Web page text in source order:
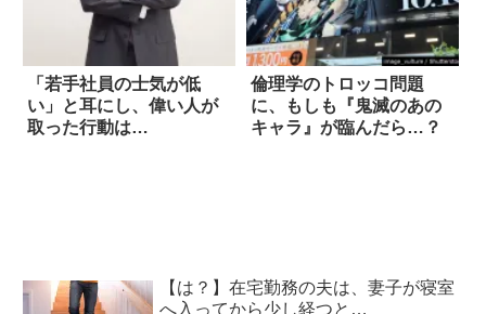
「若手社員の士気が低
い」と耳にし、偉い人が
取った行動は…
倫理学のトロッコ問題
に、もしも『鬼滅のあの
キャラ』が臨んだら…？
【は？】在宅勤務の夫は、妻子が寝室
へ入ってから少し経つと…